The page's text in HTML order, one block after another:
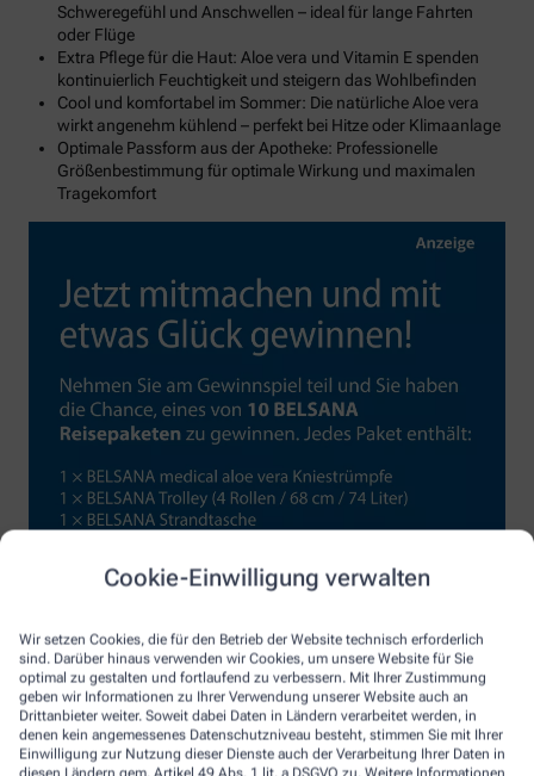
Cookie-Einwilligung verwalten
Wir setzen Cookies, die für den Betrieb der Website technisch erforderlich
sind. Darüber hinaus verwenden wir Cookies, um unsere Website für Sie
optimal zu gestalten und fortlaufend zu verbessern. Mit Ihrer Zustimmung
geben wir Informationen zu Ihrer Verwendung unserer Website auch an
Drittanbieter weiter. Soweit dabei Daten in Ländern verarbeitet werden, in
denen kein angemessenes Datenschutzniveau besteht, stimmen Sie mit Ihrer
Einwilligung zur Nutzung dieser Dienste auch der Verarbeitung Ihrer Daten in
Schweregefühl und Anschwellen – ideal für lange Fahrten
oder Flüge
Extra Pflege für die Haut: Aloe vera und Vitamin E spenden
kontinuierlich Feuchtigkeit und steigern das Wohlbefinden
Cool und komfortabel im Sommer: Die natürliche Aloe vera
wirkt angenehm kühlend – perfekt bei Hitze oder Klimaanlage
Optimale Passform aus der Apotheke: Professionelle
Größenbestimmung für optimale Wirkung und maximalen
Tragekomfort